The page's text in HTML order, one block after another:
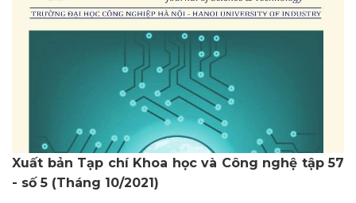
Xuất bản Tạp chí Khoa học và Công nghệ tập 57
- số 5 (Tháng 10/2021)